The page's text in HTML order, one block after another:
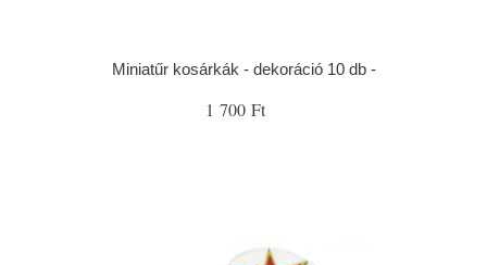
Miniatűr kosárkák - dekoráció 10 db -
1 700 Ft